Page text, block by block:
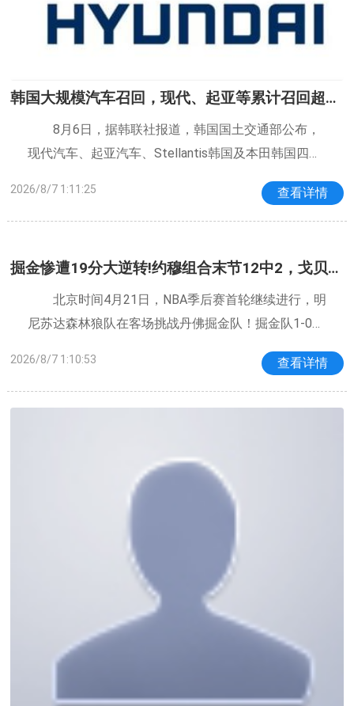
韩国大规模汽车召回，现代、起亚等累计召回超5
1.2万辆汽车
8月6日，据韩联社报道，韩国国土交通部公布，
现代汽车、起亚汽车、Stellantis韩国及本田韩国四家
动自愿召回整改。其中现代、起亚（含捷尼赛思）11
款车型召回509258台，为召回主体。具体
2026/8/7 1:11:25 查看详情
掘金惨遭19分大逆转!约穆组合末节12中2，戈贝尔
立功，华子30+10
北京时间4月21日，NBA季后赛首轮继续进行，明
尼苏达森林狼队在客场挑战丹佛掘金队！掘金队1-0领
象！比赛上来，森林狼队用一波三分雨开局，掘金队
单节完成3次3+1，掘金队一度取得19分的巨大
2026/8/7 1:10:53 查看详情